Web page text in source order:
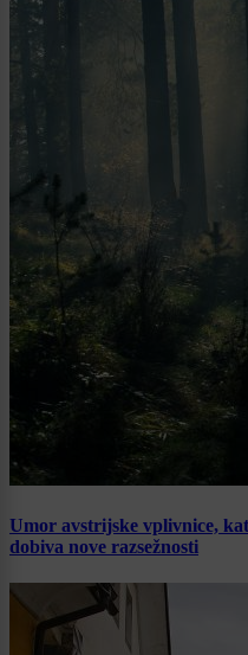
Umor avstrijske vplivnice,
dobiva nove razsežnosti